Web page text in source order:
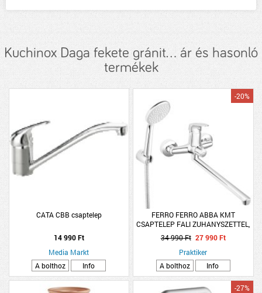
Kuchinox Daga fekete gránit... ár és hasonló
termékek
CATA CBB csaptelep
14 990 Ft
Media Markt
A bolthoz
Info
FERRO FERRO ABBA KMT
CSAPTELEP FALI ZUHANYSZETTEL,
HOSSZÚ KIFOLYÓ
-20%
34 990 Ft 27 990 Ft
Praktiker
A bolthoz
Info
-27%